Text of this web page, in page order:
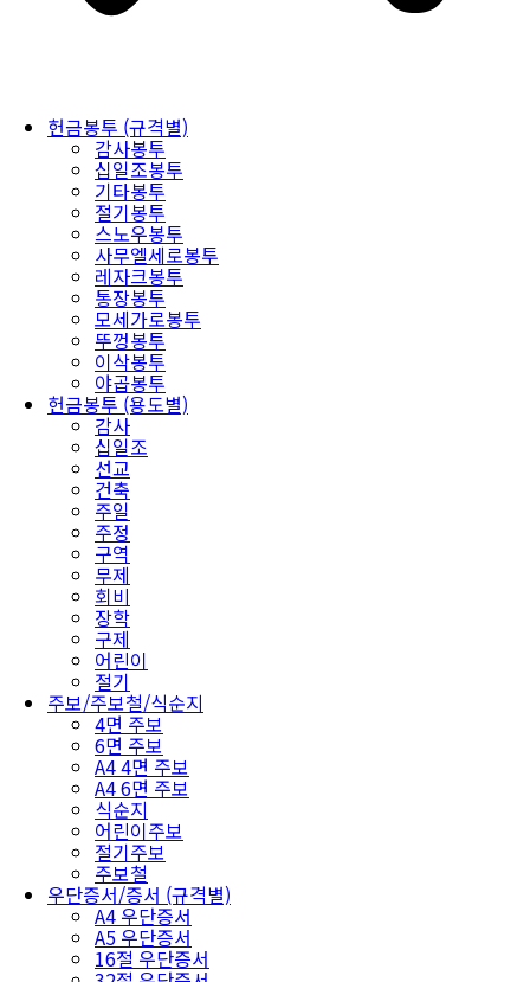
헌금봉투 (규격별)
감사봉투
십일조봉투
기타봉투
절기봉투
스노우봉투
사무엘세로봉투
레자크봉투
통장봉투
모세가로봉투
뚜껑봉투
이삭봉투
야곱봉투
헌금봉투 (용도별)
감사
십일조
선교
건축
주일
주정
구역
무제
회비
장학
구제
어린이
절기
주보/주보철/식순지
4면 주보
6면 주보
A4 4면 주보
A4 6면 주보
식순지
어린이주보
절기주보
주보철
우단증서/증서 (규격별)
A4 우단증서
A5 우단증서
16절 우단증서